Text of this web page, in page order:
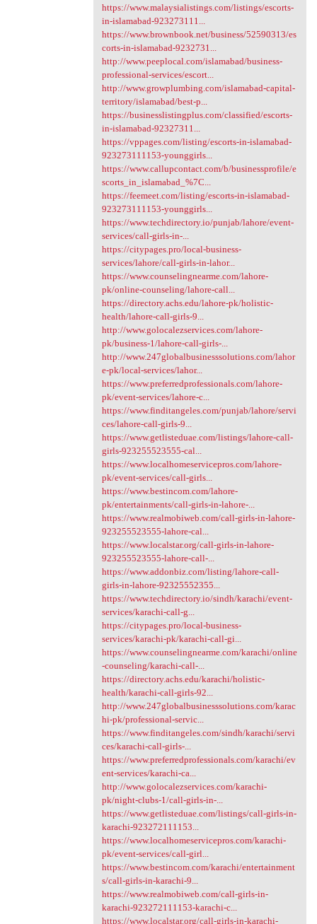
https://www.malaysialistings.com/listings/escorts-
in-islamabad-923273111...
https://www.brownbook.net/business/52590313/es
corts-in-islamabad-9232731...
http://www.peeplocal.com/islamabad/business-
professional-services/escort...
http://www.growplumbing.com/islamabad-capital-
territory/islamabad/best-p...
https://businesslistingplus.com/classified/escorts-
in-islamabad-92327311...
https://vppages.com/listing/escorts-in-islamabad-
923273111153-younggirls...
https://www.callupcontact.com/b/businessprofile/e
scorts_in_islamabad_%7C...
https://feemeet.com/listing/escorts-in-islamabad-
923273111153-younggirls...
https://www.techdirectory.io/punjab/lahore/event-
services/call-girls-in-...
https://citypages.pro/local-business-
services/lahore/call-girls-in-lahor...
https://www.counselingnearme.com/lahore-
pk/online-counseling/lahore-call...
https://directory.achs.edu/lahore-pk/holistic-
health/lahore-call-girls-9...
http://www.golocalezservices.com/lahore-
pk/business-1/lahore-call-girls-...
http://www.247globalbusinesssolutions.com/lahor
e-pk/local-services/lahor...
https://www.preferredprofessionals.com/lahore-
pk/event-services/lahore-c...
https://www.finditangeles.com/punjab/lahore/servi
ces/lahore-call-girls-9...
https://www.getlisteduae.com/listings/lahore-call-
girls-923255523555-cal...
https://www.localhomeservicepros.com/lahore-
pk/event-services/call-girls...
https://www.bestincom.com/lahore-
pk/entertainments/call-girls-in-lahore-...
https://www.realmobiweb.com/call-girls-in-lahore-
923255523555-lahore-cal...
https://www.localstar.org/call-girls-in-lahore-
923255523555-lahore-call-...
https://www.addonbiz.com/listing/lahore-call-
girls-in-lahore-92325552355...
https://www.techdirectory.io/sindh/karachi/event-
services/karachi-call-g...
https://citypages.pro/local-business-
services/karachi-pk/karachi-call-gi...
https://www.counselingnearme.com/karachi/online
-counseling/karachi-call-...
https://directory.achs.edu/karachi/holistic-
health/karachi-call-girls-92...
http://www.247globalbusinesssolutions.com/karac
hi-pk/professional-servic...
https://www.finditangeles.com/sindh/karachi/servi
ces/karachi-call-girls-...
https://www.preferredprofessionals.com/karachi/ev
ent-services/karachi-ca...
http://www.golocalezservices.com/karachi-
pk/night-clubs-1/call-girls-in-...
https://www.getlisteduae.com/listings/call-girls-in-
karachi-923272111153...
https://www.localhomeservicepros.com/karachi-
pk/event-services/call-girl...
https://www.bestincom.com/karachi/entertainment
s/call-girls-in-karachi-9...
https://www.realmobiweb.com/call-girls-in-
karachi-923272111153-karachi-c...
https://www.localstar.org/call-girls-in-karachi-